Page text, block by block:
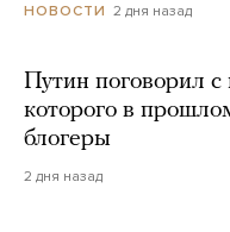
НОВОСТИ 2 дня назад
Путин поговорил
которого в
блогеры
2 дня назад